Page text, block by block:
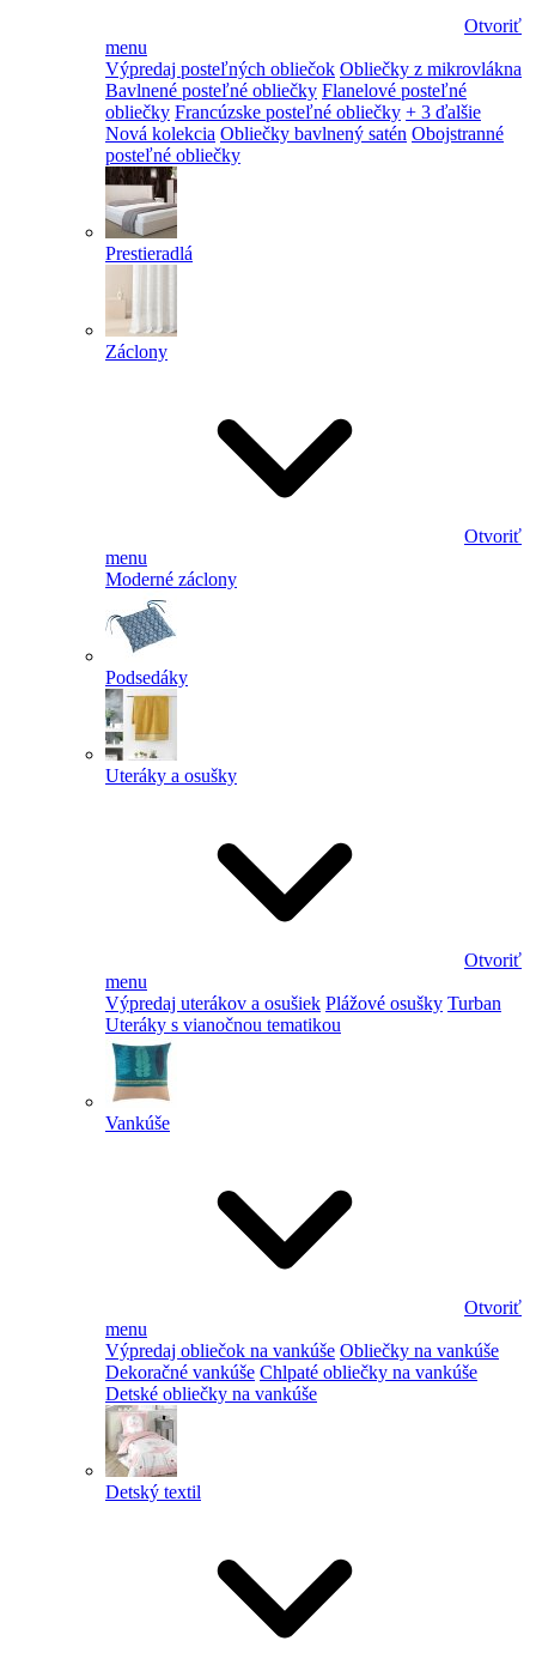
Otvoriť
menu
Výpredaj posteľných obliečok Obliečky z mikrovlákna
Bavlnené posteľné obliečky Flanelové posteľné
obliečky Francúzske posteľné obliečky + 3 ďalšie
Nová kolekcia Obliečky bavlnený satén Obojstranné
posteľné obliečky
Prestieradlá
Záclony
Otvoriť
menu
Moderné záclony
Podsedáky
Uteráky a osušky
Otvoriť
menu
Výpredaj uterákov a osušiek Plážové osušky Turban
Uteráky s vianočnou tematikou
Vankúše
Otvoriť
menu
Výpredaj obliečok na vankúše Obliečky na vankúše
Dekoračné vankúše Chlpaté obliečky na vankúše
Detské obliečky na vankúše
Detský textil